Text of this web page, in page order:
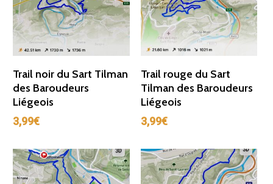
Ajouter Au Panier
Trail noir du Sart Tilman
des Baroudeurs
Liégeois
3,99€
Ajouter Au Panier
Trail rouge du Sart
Tilman des Baroudeurs
Liégeois
3,99€